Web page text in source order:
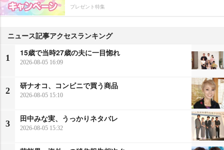
プレゼント特集
ニュース記事アクセスランキング
1
15歳で当時27歳の夫に一目惚れ
2026-08-05 16:09
2
研ナオコ、コンビニで買う商品
2026-08-05 15:10
3
田中みな実、うっかりネタバレ
2026-08-05 15:32